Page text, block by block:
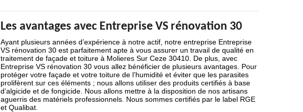
Les avantages avec Entreprise VS rénovation 30
Ayant plusieurs années d’expérience à notre actif, notre entreprise Entreprise
VS rénovation 30 est parfaitement apte à vous assurer un travail de qualité en
traitement de façade et toiture à Molieres Sur Ceze 30410. De plus, avec
Entreprise VS rénovation 30 vous allez bénéficier de plusieurs avantages. Pour
protéger votre façade et votre toiture de l’humidité et éviter que les parasites
prolifèrent sur ces éléments ; nous allons utiliser des produits certifiés à base
d’algicide et de fongicide. Nous allons mettre à la disposition de nos artisans
aguerris des matériels professionnels. Nous sommes certifiés par le label RGE
et Qualibat.